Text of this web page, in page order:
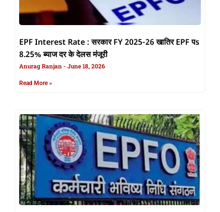
EPF Interest Rate : सरकार FY 2025-26 खातिर EPF पs
8.25% ब्याज दर के देलस मंजूरी
Anurag Ranjan June 18, 2026
Read More »